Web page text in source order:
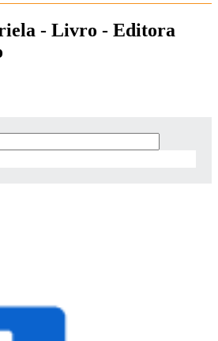
- Livro - Editora